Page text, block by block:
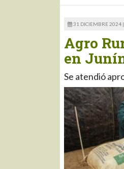
31 DICIEMBRE 2024 |
Agro
en
Se atendió